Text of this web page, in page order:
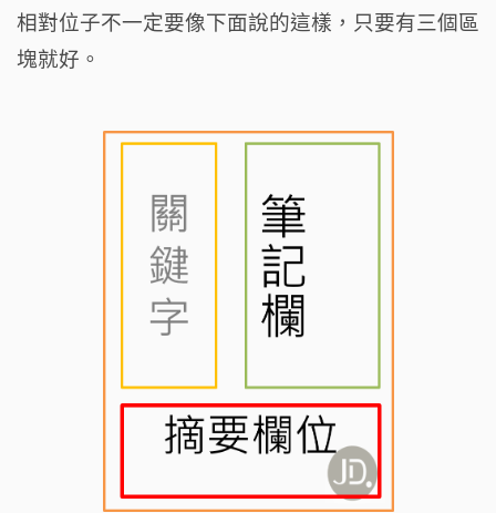
相對位子不一定要像下面說的這樣，只要有三個區
塊就好。